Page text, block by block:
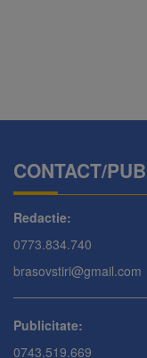
CONTACT/
Redactie:
0773.834.740
brasovstiri@gmail.com
Publicitate:
0743.519.669